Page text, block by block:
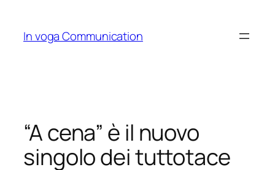
content
In voga Communication
“A cena” è il nuovo
singolo dei tuttotace